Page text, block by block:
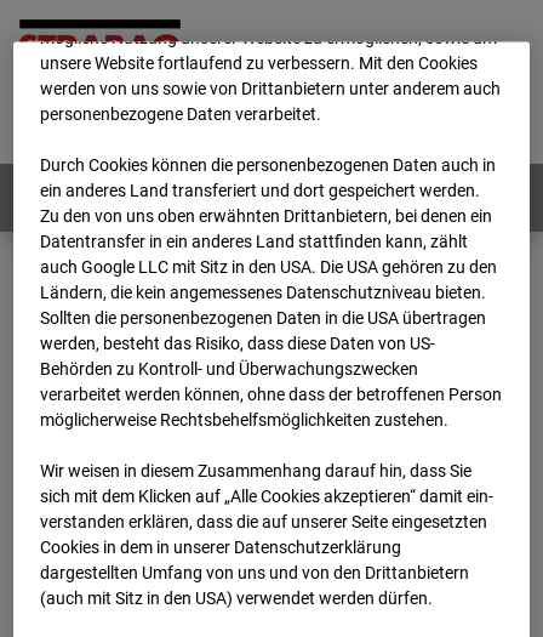
Home E-Mail Impressum
Login
Webcams: Alle Länder
Home
Deutschland
BC-146 - BV-Neubau STRABAG BMTI Werkstatthalle Garching
Archiv
2026 07 08 09:15
BC-146 - BV-Neubau
STRABAG BMTI
Werkstatthalle
Garching
mögliche Nutzung unserer Website zu ermöglichen, sowie um
unsere Website fortlaufend zu verbessern. Mit den Cookies
werden von uns sowie von Drittanbietern unter anderem auch
personenbezogene Daten verarbeitet.
Durch Cookies können die personenbezogenen Daten auch in
ein anderes Land transferiert und dort gespeichert werden.
Zu den von uns oben erwähnten Drittanbietern, bei denen ein
Datentransfer in ein anderes Land stattfinden kann, zählt
auch Google LLC mit Sitz in den USA. Die USA gehören zu den
Ländern, die kein angemessenes Datenschutzniveau bieten.
Sollten die personenbezogenen Daten in die USA übertragen
werden, besteht das Risiko, dass diese Daten von US-
Behörden zu Kontroll- und Überwachungszwecken
verarbeitet werden können, ohne dass der betroffenen Person
möglicherweise Rechtsbehelfsmöglichkeiten zustehen.
Wir weisen in diesem Zusammenhang darauf hin, dass Sie
sich mit dem Klicken auf „Alle Cookies akzeptieren“ damit ein­
ver­standen erklären, dass die auf unserer Seite eingesetzten
Cookies in dem in unserer Datenschutzerklärung
dargestellten Umfang von uns und von den Drittanbietern
(auch mit Sitz in den USA) verwendet werden dürfen.